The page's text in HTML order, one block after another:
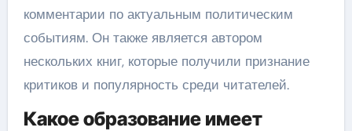
комментарии по актуальным политическим
событиям. Он также является автором
нескольких книг, которые получили признание
критиков и популярность среди читателей.
Какое образование имеет